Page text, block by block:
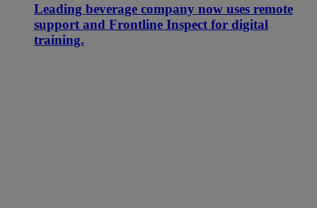
Leading beverage company now uses remote
support and Frontline Inspect for digital
training.